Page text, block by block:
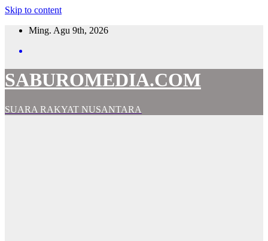
Skip to content
Ming. Agu 9th, 2026
SABUROMEDIA.COM
SUARA RAKYAT NUSANTARA